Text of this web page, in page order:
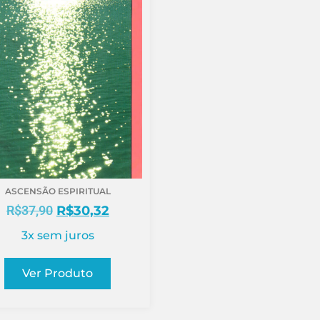
ASCENSÃO ESPIRITUAL
R$37,90 R$30,32
3x sem juros
Ver Produto